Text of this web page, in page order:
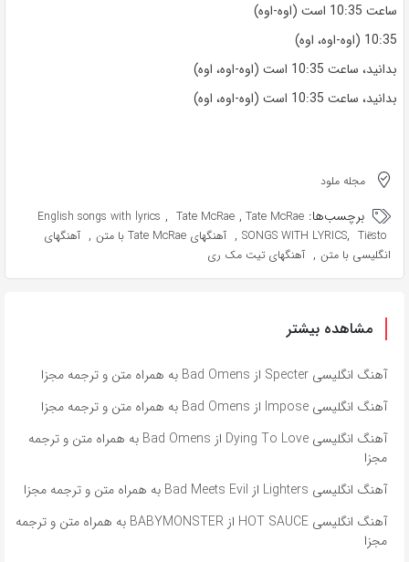
ساعت 10:35 است (اوه-اوه)
10:35 (اوه-اوه، اوه)
بدانید، ساعت 10:35 است (اوه-اوه، اوه)
بدانید، ساعت 10:35 است (اوه-اوه، اوه)
مجله ملود
برچسب‌ها: English songs with lyrics , Tate McRae , Tate McRae
SONGS WITH LYRICS, Tiësto
, آهنگهای Tate McRae با متن , آهنگهای
انگلیسی با متن , آهنگهای تیت مک ری
مشاهده بیشتر
آهنگ انگلیسی Specter از Bad Omens به همراه متن و ترجمه مجزا
آهنگ انگلیسی Impose از Bad Omens به همراه متن و ترجمه مجزا
آهنگ انگلیسی Dying To Love از Bad Omens به همراه متن و ترجمه
مجزا
آهنگ انگلیسی Lighters از Bad Meets Evil به همراه متن و ترجمه مجزا
آهنگ انگلیسی HOT SAUCE از BABYMONSTER به همراه متن و ترجمه
مجزا